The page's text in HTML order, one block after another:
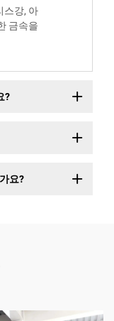
스강, 아
금속을
?
요?